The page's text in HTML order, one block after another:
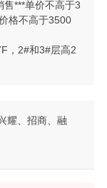
***单价不高于3
格不高于3500
，2#和3#层高2
耀、招商、融